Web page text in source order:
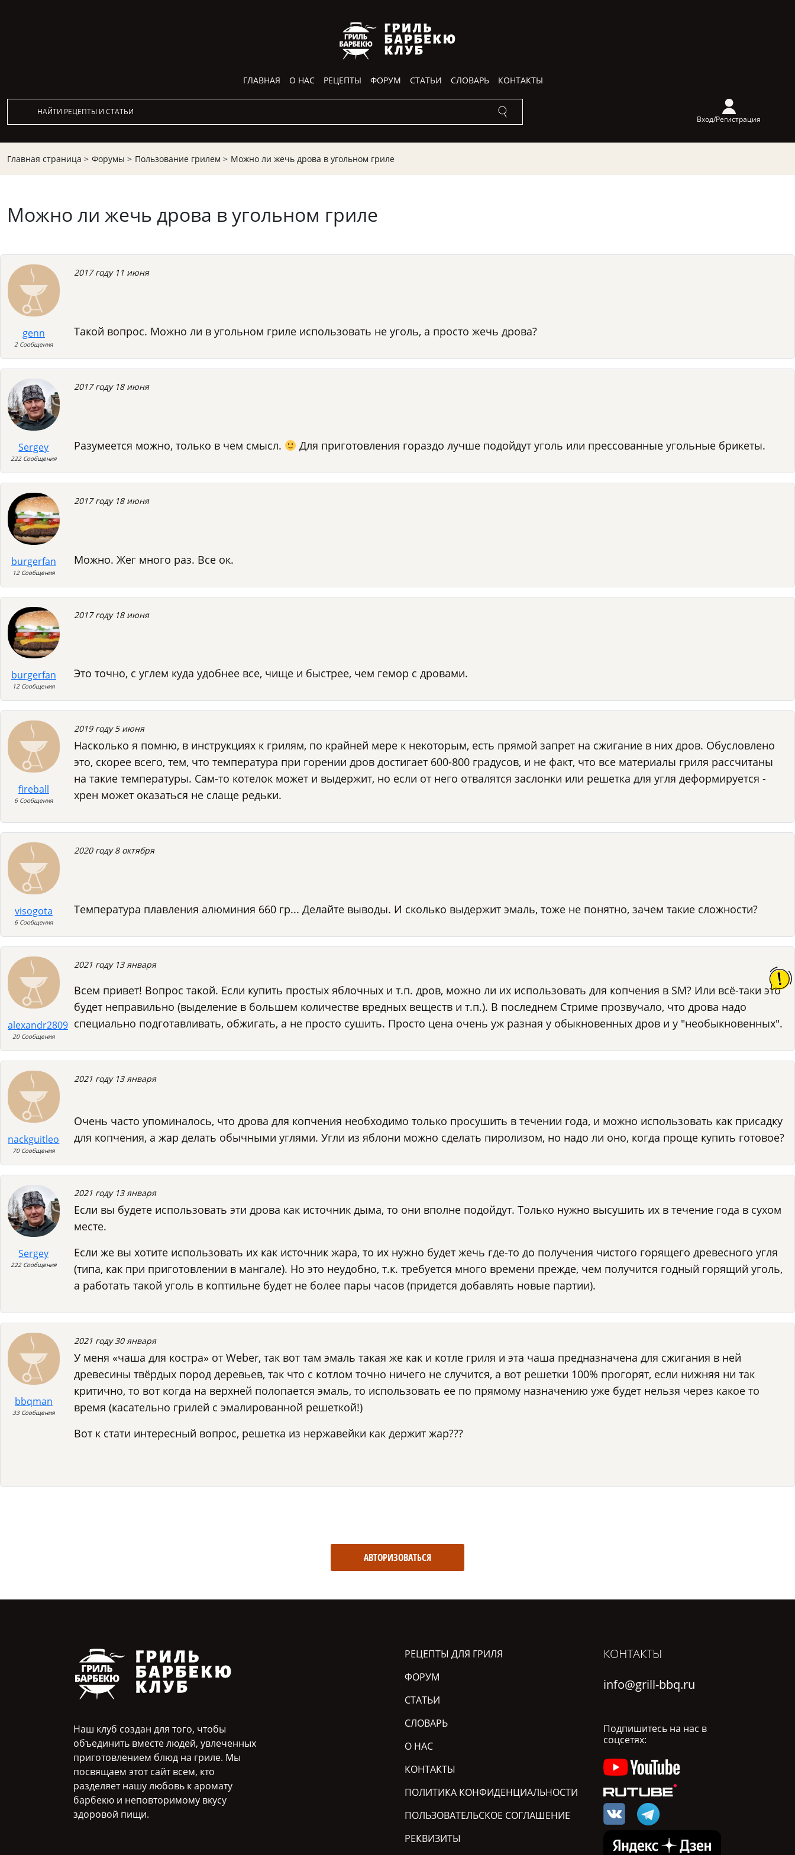
ГЛАВНАЯ О НАС РЕЦЕПТЫ ФОРУМ СТАТЬИ СЛОВАРЬ КОНТАКТЫ
Вход/Регистрация
Главная страница > Форумы > Пользование грилем > Можно ли жечь дрова в угольном гриле
Можно ли жечь дрова в угольном гриле
genn
2 Сообщения
2017 году 11 июня
Такой вопрос. Можно ли в угольном гриле использовать не уголь, а просто жечь дрова?
Sergey
222 Сообщения
2017 году 18 июня
Разумеется можно, только в чем смысл. Для приготовления гораздо лучше подойдут уголь или прессованные угольные брикеты.
burgerfan
12 Сообщения
2017 году 18 июня
Можно. Жег много раз. Все ок.
burgerfan
12 Сообщения
2017 году 18 июня
Это точно, с углем куда удобнее все, чище и быстрее, чем гемор с дровами.
fireball
6 Сообщения
2019 году 5 июня
Насколько я помню, в инструкциях к грилям, по крайней мере к некоторым, есть прямой запрет на сжигание в них дров. Обусловлено
это, скорее всего, тем, что температура при горении дров достигает 600-800 градусов, и не факт, что все материалы гриля рассчитаны
на такие температуры. Сам-то котелок может и выдержит, но если от него отвалятся заслонки или решетка для угля деформируется -
хрен может оказаться не слаще редьки.
visogota
6 Сообщения
2020 году 8 октября
Температура плавления алюминия 660 гр... Делайте выводы. И сколько выдержит эмаль, тоже не понятно, зачем такие сложности?
alexandr2809
20 Сообщения
2021 году 13 января
Всем привет! Вопрос такой. Если купить простых яблочных и т.п. дров, можно ли их использовать для копчения в SM? Или всё-таки это
будет неправильно (выделение в большем количестве вредных веществ и т.п.). В последнем Стриме прозвучало, что дрова надо
специально подготавливать, обжигать, а не просто сушить. Просто цена очень уж разная у обыкновенных дров и у "необыкновенных".
nackguitleo
70 Сообщения
2021 году 13 января
Очень часто упоминалось, что дрова для копчения необходимо только просушить в течении года, и можно использовать как присадку
для копчения, а жар делать обычными углями. Угли из яблони можно сделать пиролизом, но надо ли оно, когда проще купить готовое?
Sergey
222 Сообщения
2021 году 13 января
Если вы будете использовать эти дрова как источник дыма, то они вполне подойдут. Только нужно высушить их в течение года в сухом
месте.
Если же вы хотите использовать их как источник жара, то их нужно будет жечь где-то до получения чистого горящего древесного угля
(типа, как при приготовлении в мангале). Но это неудобно, т.к. требуется много времени прежде, чем получится годный горящий уголь,
а работать такой уголь в коптильне будет не более пары часов (придется добавлять новые партии).
bbqman
33 Сообщения
2021 году 30 января
У меня «чаша для костра» от Weber, так вот там эмаль такая же как и котле гриля и эта чаша предназначена для сжигания в ней
древесины твёрдых пород деревьев, так что с котлом точно ничего не случится, а вот решетки 100% прогорят, если нижняя ни так
критично, то вот когда на верхней полопается эмаль, то использовать ее по прямому назначению уже будет нельзя через какое то
время (касательно грилей с эмалированной решеткой!)
Вот к стати интересный вопрос, решетка из нержавейки как держит жар???
АВТОРИЗОВАТЬСЯ
Наш клуб создан для того, чтобы
объединить вместе людей, увлеченных
приготовлением блюд на гриле. Мы
посвящаем этот сайт всем, кто
разделяет нашу любовь к аромату
барбекю и неповторимому вкусу
здоровой пищи.
РЕЦЕПТЫ ДЛЯ ГРИЛЯ
ФОРУМ
СТАТЬИ
СЛОВАРЬ
О НАС
КОНТАКТЫ
ПОЛИТИКА КОНФИДЕНЦИАЛЬНОСТИ
ПОЛЬЗОВАТЕЛЬСКОЕ СОГЛАШЕНИЕ
РЕКВИЗИТЫ
КОНТАКТЫ
info@grill-bbq.ru
Подпишитесь на нас в
соцсетях: